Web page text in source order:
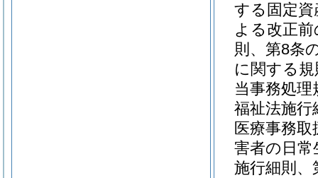
する固定
よる改正
則、第8条
に関する
当事務処
福祉法施行
医療事務
害者の日
施行細則、